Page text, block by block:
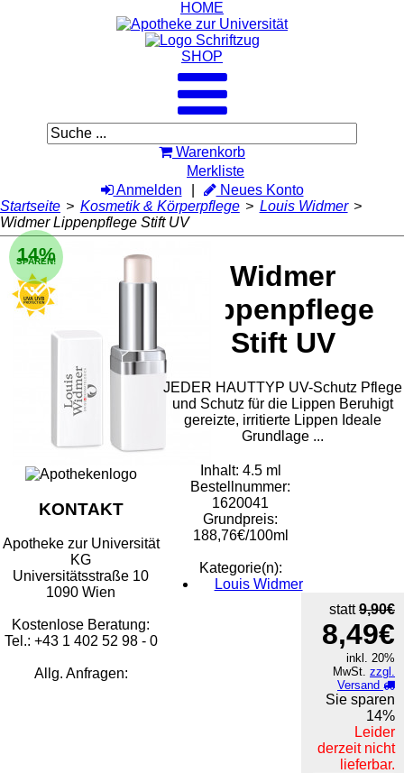
HOME
SHOP
Warenkorb
Merkliste
Anmelden
Neues Konto
Startseite > Kosmetik & Körperpflege > Louis Widmer >
Widmer Lippenpflege Stift UV
Widmer
Lippenpflege
Stift UV
14%
SPAREN!
JEDER HAUTTYP UV-Schutz Pflege
und Schutz für die Lippen Beruhigt
gereizte, irritierte Lippen Ideale
Grundlage ...
Inhalt: 4.5 ml
Bestellnummer:
1620041
Grundpreis:
188,76€/100ml
Kategorie(n):
Louis Widmer
statt9,90€
8,49€
inkl. 20%
MwSt. zzgl.
Versand
Sie sparen
14%
Leider
derzeit nicht
lieferbar.
KONTAKT
Apotheke zur Universität
KG
Universitätsstraße 10
1090 Wien
Kostenlose Beratung:
Tel.: +43 1 402 52 98 - 0
Allg. Anfragen: